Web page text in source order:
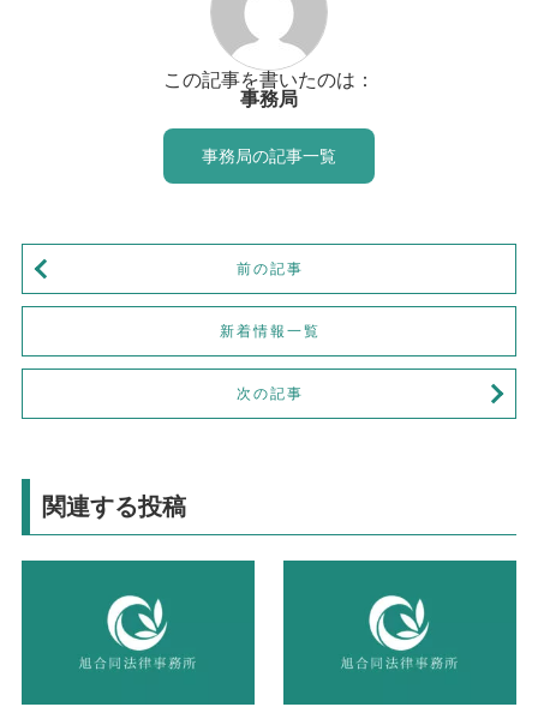
この記事を書いたのは：
事務局
事務局の記事一覧
前の記事
次の記事
新着情報一覧
関連する投稿